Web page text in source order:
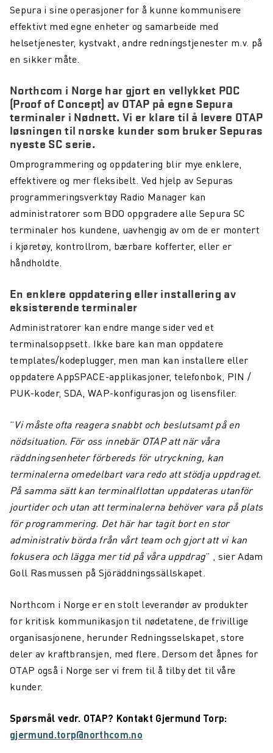
Sepura i sine operasjoner for å kunne kommunisere
effektivt med egne enheter og samarbeide med
helsetjenester, kystvakt, andre redningstjenester m.v. på
en sikker måte.
Northcom i Norge har gjort en vellykket POC
(Proof of Concept) av OTAP på egne Sepura
terminaler i Nødnett. Vi er klare til å levere OTAP
løsningen til norske kunder som bruker Sepuras
nyeste SC serie.
Omprogrammering og oppdatering blir mye enklere,
effektivere og mer fleksibelt. Ved hjelp av Sepuras
programmeringsverktøy Radio Manager kan
administratorer som BDO oppgradere alle Sepura SC
terminaler hos kundene, uavhengig av om de er montert
i kjøretøy, kontrollrom, bærbare kofferter, eller er
håndholdte.
En enklere oppdatering eller installering av
eksisterende terminaler
Administratorer kan endre mange sider ved et
terminalsoppsett. Ikke bare kan man oppdatere
templates/kodeplugger, men man kan installere eller
oppdatere AppSPACE-applikasjoner, telefonbok, PIN /
PUK-koder, SDA, WAP-konfigurasjon og lisensfiler.
” Vi måste ofta reagera snabbt och beslutsamt på en
nödsituation. För oss innebär OTAP att när våra
räddningsenheter förbereds för utryckning, kan
terminalerna omedelbart vara redo att stödja uppdraget.
På samma sätt kan terminalflottan uppdateras utanför
jourtider och utan att terminalerna behöver vara på plats
för programmering. Det här har tagit bort en stor
administrativ börda från vårt team och gjort att vi kan
fokusera och lägga mer tid på våra uppdrag” , sier Adam
Goll Rasmussen på Sjöräddningssällskapet.
Northcom i Norge er en stolt leverandør av produkter
for kritisk kommunikasjon til nødetatene, de frivillige
organisasjonene, herunder Redningsselskapet, store
deler av kraftbransjen, med flere. Dersom det åpnes for
OTAP også i Norge ser vi frem til å tilby det til våre
kunder.
Spørsmål vedr. OTAP? Kontakt Gjermund Torp:
gjermund.torp@northcom.no